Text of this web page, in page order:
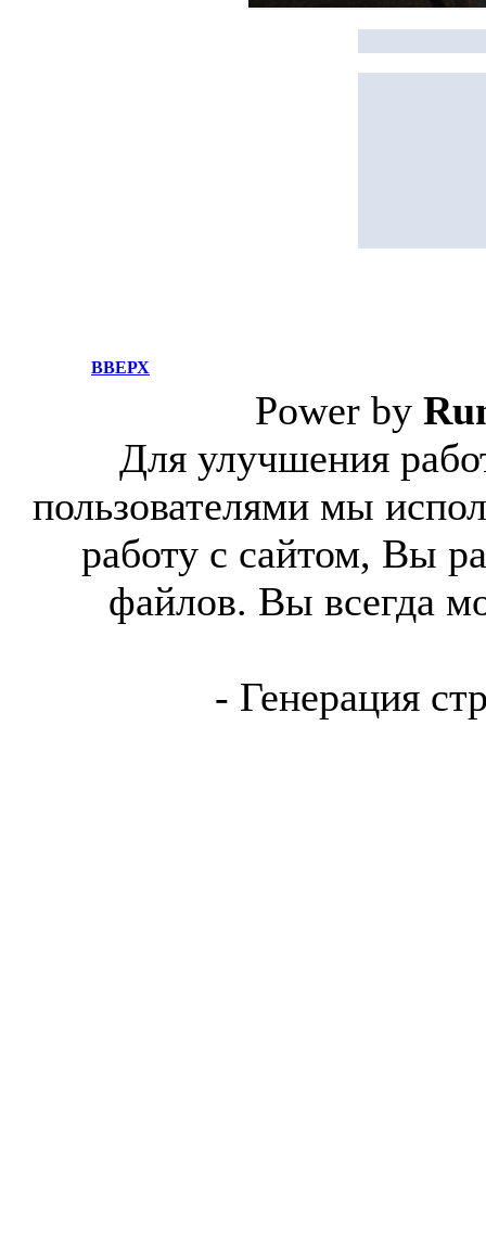
ВВЕРХ
Power by
Для улучшения
пользователями мы
работу с сайтом, Вы
файлов. Вы всегда
- Генерация